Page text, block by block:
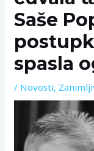
Saše
spasla
/ Novosti,